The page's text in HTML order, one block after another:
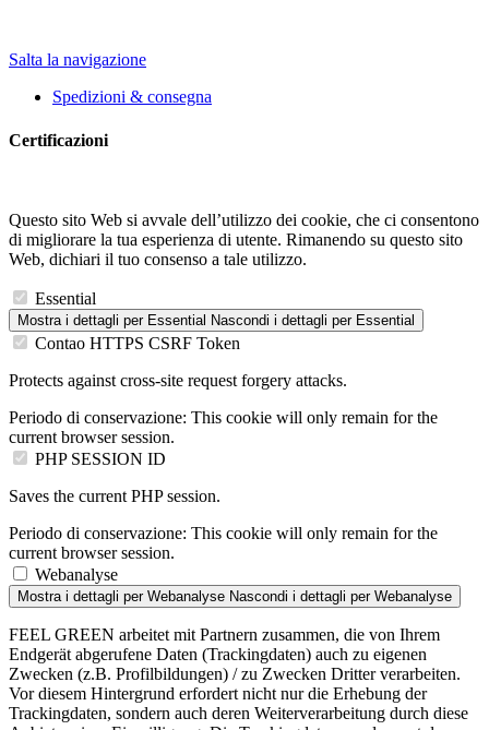
Salta la navigazione
Spedizioni & consegna
Certificazioni
Questo sito Web si avvale dell’utilizzo dei cookie, che ci consentono
di migliorare la tua esperienza di utente. Rimanendo su questo sito
Web, dichiari il tuo consenso a tale utilizzo.
Essential
Mostra i dettagli per Essential Nascondi i dettagli per Essential
Contao HTTPS CSRF Token
Protects against cross-site request forgery attacks.
Periodo di conservazione: This cookie will only remain for the
current browser session.
PHP SESSION ID
Saves the current PHP session.
Periodo di conservazione: This cookie will only remain for the
current browser session.
Webanalyse
Mostra i dettagli per Webanalyse Nascondi i dettagli per Webanalyse
FEEL GREEN arbeitet mit Partnern zusammen, die von Ihrem
Endgerät abgerufene Daten (Trackingdaten) auch zu eigenen
Zwecken (z.B. Profilbildungen) / zu Zwecken Dritter verarbeiten.
Vor diesem Hintergrund erfordert nicht nur die Erhebung der
Trackingdaten, sondern auch deren Weiterverarbeitung durch diese